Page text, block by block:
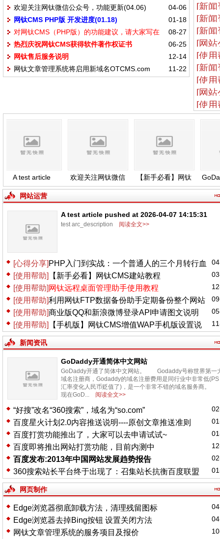
04-06
欢迎关注网钛微信公众号，功能更新(04.06)
01-18
网钛CMS PHP版 开发进度(01.18)
08-27
对网钛CMS（PHP版）的功能建议，请大家写在
这里
06-25
热烈庆祝网钛CMS获得软件著作权证书
12-14
网钛售后服务说明
11-22
网钛文章管理系统将启用新域名OTCMS.com
[新
[新
[新
[网
[使
[新
[使
[网
[使
A test article
at 2026-
04-07 14:15:31
欢迎关注网钛微信
公众号，功能更新
【新手必看】网钛
CMS建站教程
中
网站运营
A test article pushed at 2026-04-07 14:15:31
test arc_description 阅读全文>>
[心得分享]PHP入门到实战：一个普通人的三个月转行血
泪史
[使用帮助] 【新手必看】网钛CMS建站教程
[使用帮助]网钛远程桌面管理助手使用教程
[使用帮助]利用网钛FTP数据备份助手定期备份整个网站
[使用帮助]商业版QQ和新浪微博登录API申请图文说明
[使用帮助] 【手机版】网钛CMS增值WAP手机版设置说
明新闻资讯
GoDaddy开通简体中文网站
GoDaddy开通了简体中文网站。 Godaddy号称世界第一
域名注册商，Godaddy的域名注册费用是同行业中非常低
汇率变化人民币贬值了)，是一个非常不错的域名服务商
现在GoD...
阅读全文>>
“好搜”改名“360搜索”，域名为“so.com”
百度星火计划2.0内容推送说明----原创文章推送准则
百度打赏功能推出了，大家可以去申请试试~
百度即将推出网站打赏功能，目前内测中
百度发布:2013年中国网站发展趋势报告
360搜索站长平台终于出现了：召集站长抗衡百度联盟
网页制作
Edge浏览器彻底卸载方法，清理残留图标
Edge浏览器去掉Bing按钮 设置关闭方法
网钛文章管理系统的服务项目及报价